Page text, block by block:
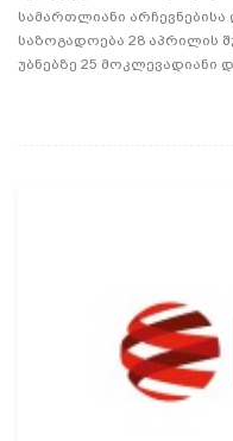
სამართლიანი
საზოგადოება 28 აპრილის
უბნებზე 25 მოკლევადიანი